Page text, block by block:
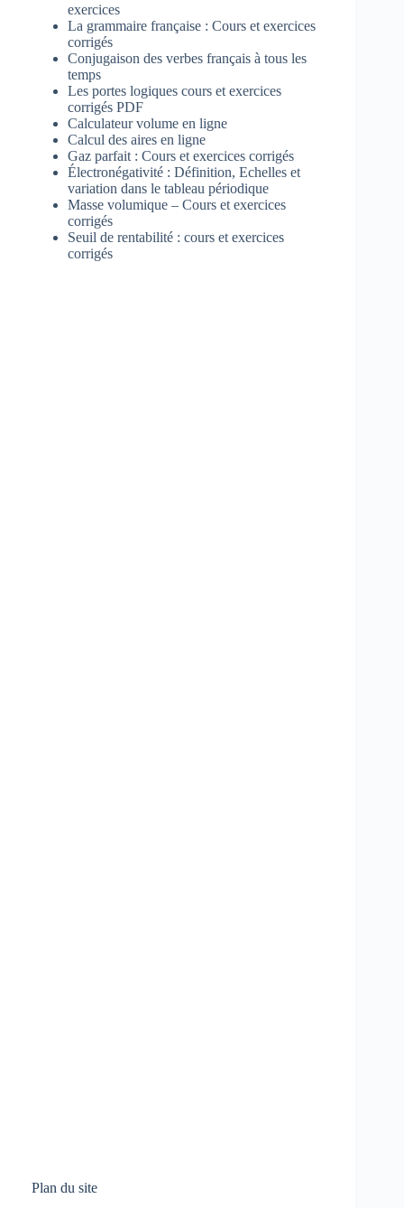
exercices
La grammaire française : Cours et exercices
corrigés
Conjugaison des verbes français à tous les
temps
Les portes logiques cours et exercices
corrigés PDF
Calculateur volume en ligne
Calcul des aires en ligne
Gaz parfait : Cours et exercices corrigés
Électronégativité : Définition, Echelles et
variation dans le tableau périodique
Masse volumique – Cours et exercices
corrigés
Seuil de rentabilité : cours et exercices
corrigés
Plan du site